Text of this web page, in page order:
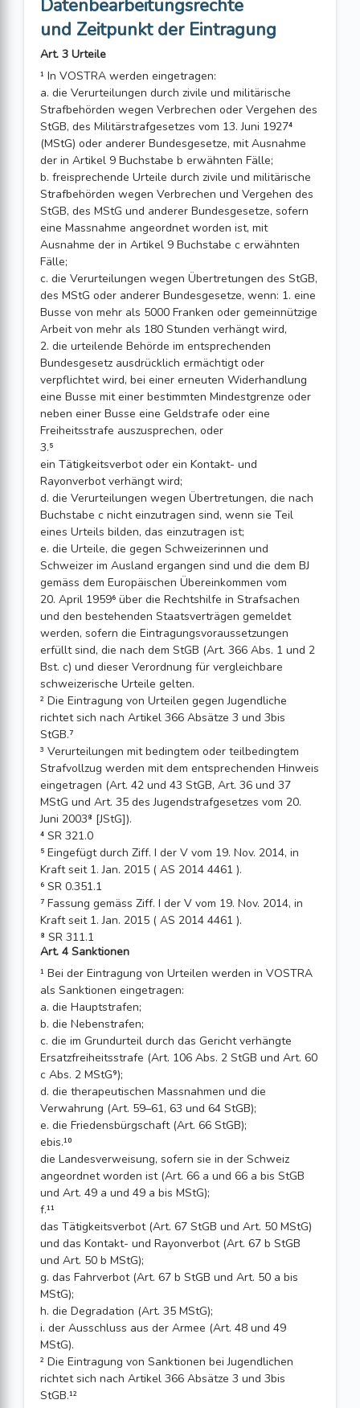
Datenbearbeitungsrechte
und Zeitpunkt der Eintragung
Art. 3 Urteile
¹ In VOSTRA werden eingetragen:
a. die Verurteilungen durch zivile und militärische
Strafbehörden wegen Verbrechen oder Vergehen des
StGB, des Militärstrafgesetzes vom 13. Juni 1927⁴
(MStG) oder anderer Bundesgesetze, mit Ausnahme
der in Artikel 9 Buchstabe b erwähnten Fälle;
b. freisprechende Urteile durch zivile und militärische
Strafbehörden wegen Verbrechen und Vergehen des
StGB, des MStG und anderer Bundesgesetze, sofern
eine Massnahme angeordnet worden ist, mit
Ausnahme der in Artikel 9 Buchstabe c erwähnten
Fälle;
c. die Verurteilungen wegen Übertretungen des StGB,
des MStG oder anderer Bundesgesetze, wenn: 1. eine
Busse von mehr als 5000 Franken oder gemeinnützige
Arbeit von mehr als 180 Stunden verhängt wird,
2. die urteilende Behörde im entsprechenden
Bundesgesetz ausdrücklich ermächtigt oder
verpflichtet wird, bei einer erneuten Widerhandlung
eine Busse mit einer bestimmten Mindestgrenze oder
neben einer Busse eine Geldstrafe oder eine
Freiheitsstrafe auszusprechen, oder
3.⁵
ein Tätigkeitsverbot oder ein Kontakt- und
Rayonverbot verhängt wird;
d. die Verurteilungen wegen Übertretungen, die nach
Buchstabe c nicht einzutragen sind, wenn sie Teil
eines Urteils bilden, das einzutragen ist;
e. die Urteile, die gegen Schweizerinnen und
Schweizer im Ausland ergangen sind und die dem BJ
gemäss dem Europäischen Übereinkommen vom
20. April 1959⁶ über die Rechtshilfe in Strafsachen
und den bestehenden Staatsverträgen gemeldet
werden, sofern die Eintragungsvoraussetzungen
erfüllt sind, die nach dem StGB (Art. 366 Abs. 1 und 2
Bst. c) und dieser Verordnung für vergleichbare
schweizerische Urteile gelten.
² Die Eintragung von Urteilen gegen Jugendliche
richtet sich nach Artikel 366 Absätze 3 und 3bis
StGB.⁷
³ Verurteilungen mit bedingtem oder teilbedingtem
Strafvollzug werden mit dem entsprechenden Hinweis
eingetragen (Art. 42 und 43 StGB, Art. 36 und 37
MStG und Art. 35 des Jugendstrafgesetzes vom 20.
Juni 2003⁸ [JStG]).
⁴ SR 321.0
⁵ Eingefügt durch Ziff. I der V vom 19. Nov. 2014, in
Kraft seit 1. Jan. 2015 ( AS 2014 4461 ).
⁶ SR 0.351.1
⁷ Fassung gemäss Ziff. I der V vom 19. Nov. 2014, in
Kraft seit 1. Jan. 2015 ( AS 2014 4461 ).
⁸ SR 311.1
Art. 4 Sanktionen
¹ Bei der Eintragung von Urteilen werden in VOSTRA
als Sanktionen eingetragen:
a. die Hauptstrafen;
b. die Nebenstrafen;
c. die im Grundurteil durch das Gericht verhängte
Ersatzfreiheitsstrafe (Art. 106 Abs. 2 StGB und Art. 60
c Abs. 2 MStG⁹);
d. die therapeutischen Massnahmen und die
Verwahrung (Art. 59–61, 63 und 64 StGB);
e. die Friedensbürgschaft (Art. 66 StGB);
ebis.¹⁰
die Landesverweisung, sofern sie in der Schweiz
angeordnet worden ist (Art. 66 a und 66 a bis StGB
und Art. 49 a und 49 a bis MStG);
f.¹¹
das Tätigkeitsverbot (Art. 67 StGB und Art. 50 MStG)
und das Kontakt- und Rayonverbot (Art. 67 b StGB
und Art. 50 b MStG);
g. das Fahrverbot (Art. 67 b StGB und Art. 50 a bis
MStG);
h. die Degradation (Art. 35 MStG);
i. der Ausschluss aus der Armee (Art. 48 und 49
MStG).
² Die Eintragung von Sanktionen bei Jugendlichen
richtet sich nach Artikel 366 Absätze 3 und 3bis
StGB.¹²